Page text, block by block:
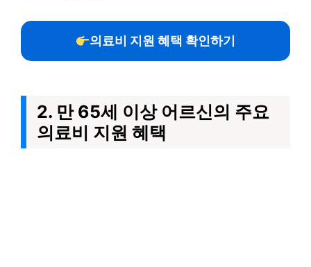
의료비 지원 혜택 확인하기
2. 만 65세 이상 어르신의 주요
의료비 지원 혜택